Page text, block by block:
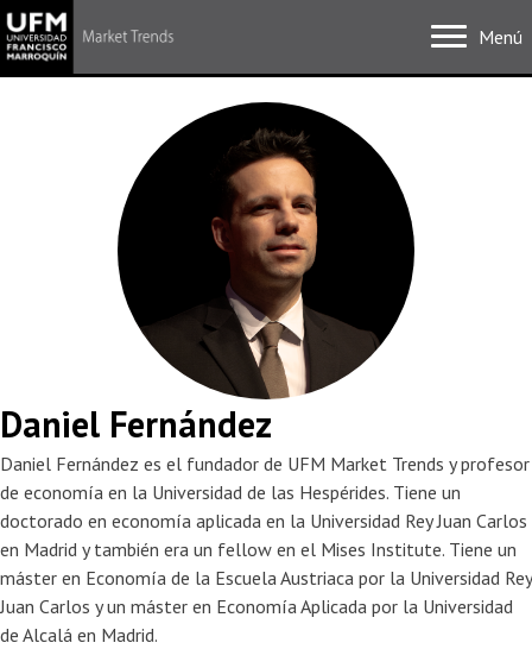
Menú
Daniel Fernández
Daniel Fernández es el fundador de UFM Market Trends y profesor
de economía en la Universidad de las Hespérides. Tiene un
doctorado en economía aplicada en la Universidad Rey Juan Carlos
en Madrid y también era un fellow en el Mises Institute. Tiene un
máster en Economía de la Escuela Austriaca por la Universidad Rey
Juan Carlos y un máster en Economía Aplicada por la Universidad
de Alcalá en Madrid.